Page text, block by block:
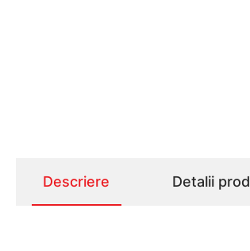
Descriere Detalii